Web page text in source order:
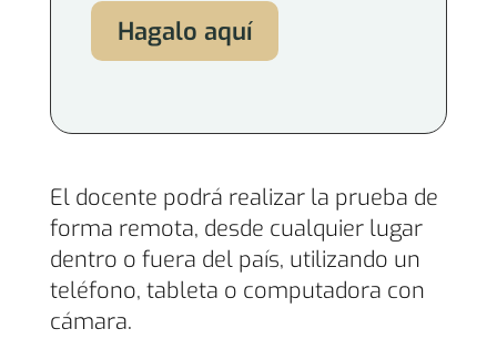
Hagalo aquí
El docente podrá realizar la prueba de
forma remota, desde cualquier lugar
dentro o fuera del país, utilizando un
teléfono, tableta o computadora con
cámara.